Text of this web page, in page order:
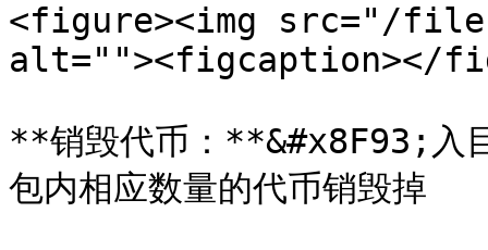
<figure><img src="/files/
alt=""><figcaption></
**销毁代币：**&#x8F93;入
包内相应数量的代币销毁掉